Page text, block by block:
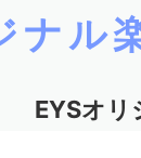
ナル
EYSオリ